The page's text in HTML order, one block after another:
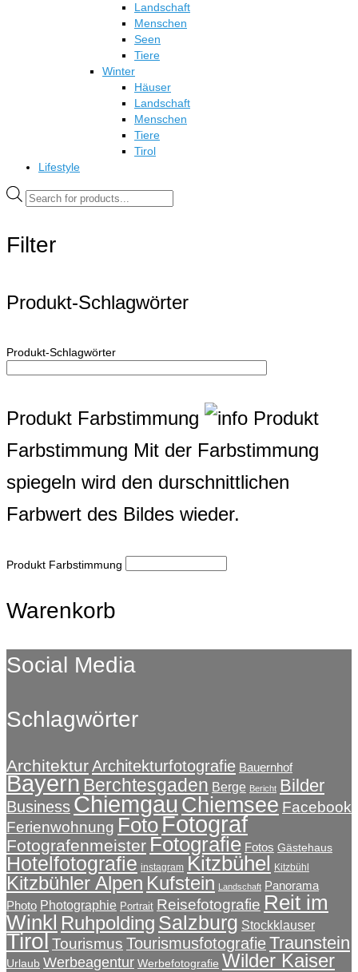
Landschaft
Menschen
Seen
Tiere
Winter
Häuser
Landschaft
Menschen
Tiere
Tirol
Lifestyle
Products
search
Filter
Produkt-Schlagwörter
Produkt-Schlagwörter
Produkt Farbstimmung
Produkt
Farbstimmung Mit der Farbstimmung
spiegeln wird den durschnittlichen
Farbwert des Bildes wieder.
Produkt Farbstimmung
Warenkorb
Social Media
Schlagwörter
ArchitekturArchitekturfotografie Bauernhof
Bayern Berchtesgaden Berge Bericht Bilder
BusinessChiemgauChiemsee Facebook
Ferienwohnung FotoFotograf
Fotografenmeister Fotografie Fotos Gästehaus
Hotelfotografie instagram Kitzbühel Kitzbühl
Kitzbühler Alpen Kufstein Landschaft Panorama
Photo Photographie Portrait Reisefotografie Reit im
Winkl Ruhpolding Salzburg Stockklauser
TirolTourismus TourismusfotografieTraunstein
Urlaub Werbeagentur Werbefotografie Wilder Kaiser